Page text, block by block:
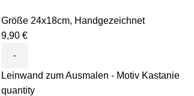
Größe 24x18cm, Handgezeichnet
9,90 €
Leinwand zum Ausmalen - Motiv Kastanie
quantity